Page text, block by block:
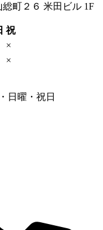
町２６ 米田ビル 1F
祝
×
×
日曜・祝日